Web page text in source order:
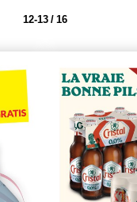
12-13 / 16